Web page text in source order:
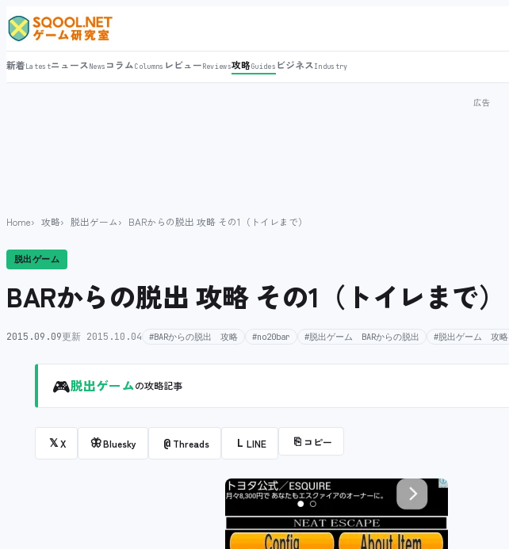
新着LatestニュースNews コラムColumns レビューReviews攻略Guides ビジネスIndustry
Home 攻略 脱出ゲーム BARからの脱出 攻略 その1（トイレまで）
脱出ゲーム
BARからの脱出 攻略 その1（トイレまで）
2015.09.09更新 2015.10.04 #BARからの脱出 攻略 #no20bar #脱出ゲーム BARからの脱出 #脱出ゲーム 攻略
🎮脱出ゲームの攻略記事
𝕏X 🦋Bluesky @ Threads L LINE ⎘ コピー